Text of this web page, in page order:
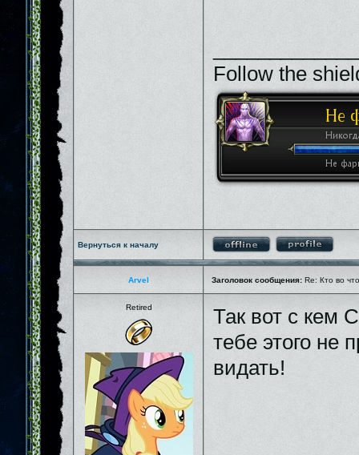
Follow the
Вернуться к началу
Arvel Заголовок сообщения: Re: Кто во
Retired
Так вот с кем
тебе этого не
видать!